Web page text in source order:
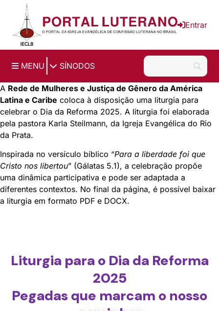
Ir para o conteúdo principal
Entrar
MENU SÍNODOS
A Rede de Mulheres e Justiça de Gênero da América
Latina e Caribe coloca à disposição uma liturgia para
celebrar o Dia da Reforma 2025. A liturgia foi elaborada
pela pastora Karla Steilmann, da Igreja Evangélica do Rio
da Prata.
Inspirada no versículo bíblico “Para a liberdade foi que
Cristo nos libertou” (Gálatas 5.1), a celebração propõe
uma dinâmica participativa e pode ser adaptada a
diferentes contextos. No final da página, é possível baixar
a liturgia em formato PDF e DOCX.
Liturgia para o Dia da Reforma
2025
Pegadas que marcam o nosso